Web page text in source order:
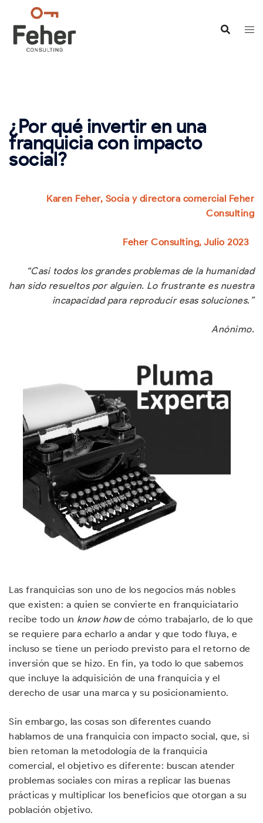
contenido
¿Por qué invertir en una
franquicia con impacto
social?
Karen Feher, Socia y directora comercial Feher
Consulting
Feher Consulting, Julio 2023
“Casi todos los grandes problemas de la humanidad
han sido resueltos por alguien. Lo frustrante es nuestra
incapacidad para reproducir esas soluciones.”
Anónimo.
Las franquicias son uno de los negocios más nobles
que existen: a quien se convierte en franquiciatario
recibe todo un know howde cómo trabajarlo, de lo que
se requiere para echarlo a andar y que todo fluya, e
incluso se tiene un periodo previsto para el retorno de
inversión que se hizo. En fin, ya todo lo que sabemos
que incluye la adquisición de una franquicia y el
derecho de usar una marca y su posicionamiento.
Sin embargo, las cosas son diferentes cuando
hablamos de una franquicia con impacto social, que, si
bien retoman la metodología de la franquicia
comercial, el objetivo es diferente: buscan atender
problemas sociales con miras a replicar las buenas
prácticas y multiplicar los beneficios que otorgan a su
población objetivo.